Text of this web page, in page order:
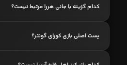
کدام گزینه با جانی هررا مرتبط نیست؟
پست اصلی بازی کورای گونتر؟